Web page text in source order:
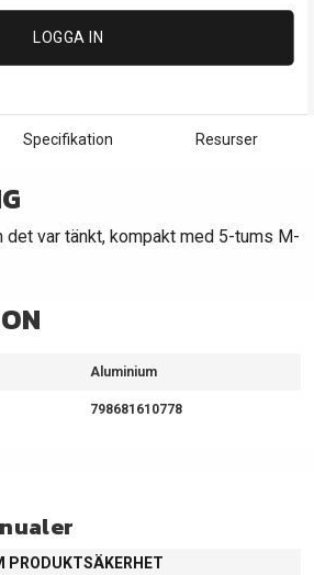
LOGGA IN
Specifikation Resurser
det var tänkt, kompakt med 5-tums M-
Aluminium
798681610778
PRODUKTSÄKERHET